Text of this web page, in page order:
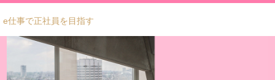
e仕事で正社員を目指す